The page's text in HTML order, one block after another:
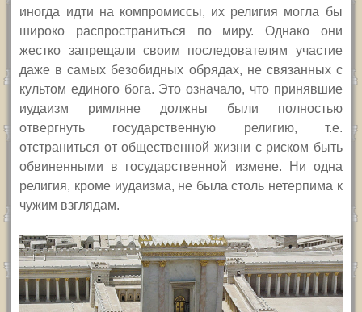
иногда идти на компромиссы, их религия могла бы
широко распространиться по миру. Однако они
жестко запрещали своим последователям участие
даже в самых безобидных обрядах, не связанных с
культом единого бога. Это означало, что принявшие
иудаизм римляне должны были полностью
отвергнуть государственную религию, т.е.
отстраниться от общественной жизни с риском быть
обвиненными в государственной измене. Ни одна
религия, кроме иудаизма, не была столь нетерпима к
чужим взглядам.